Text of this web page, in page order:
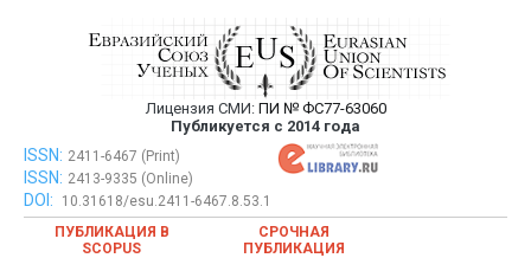
Евразийский Союз Ученых —
публикация научных статей в
ежемесячном научном журнале
Лицензия СМИ: ПИ № ФС77-63060
Публикуется с 2014 года
Евразийский Союз Ученых — публикация научных статей в
ежемесячном научном журнале
ISSN: 2411-6467 (Print)
ISSN: 2413-9335 (Online)
DOI:
10.31618/esu.2411-6467.8.53.1
ПУБЛИКАЦИЯ В
SCOPUS
СРОЧНАЯ
ПУБЛИКАЦИЯ